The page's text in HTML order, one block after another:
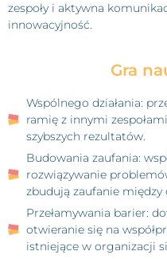
zespoły i aktywna
innowacyjność.
Gra
Wspólnego działania:
ramię z innymi
szybszych rezultatów.
Budowania zaufania:
rozwiązywanie
zbudują zaufanie między
Przełamywania barier:
otwieranie się na
istniejące w organizacji